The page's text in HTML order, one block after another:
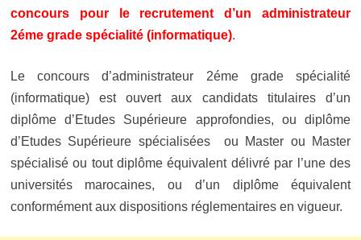
concours pour le recrutement d’un administrateur
2éme grade spécialité (informatique).
Le concours d’administrateur 2éme grade spécialité
(informatique) est ouvert aux candidats titulaires d’un
diplôme d’Etudes Supérieure approfondies, oudiplôme
d’Etudes Supérieure spécialisées ou Master ou Master
spécialisé ou tout diplôme équivalent délivré par l’une des
universités marocaines, ou d’un diplôme équivalent
conformément aux dispositions réglementaires en vigueur.